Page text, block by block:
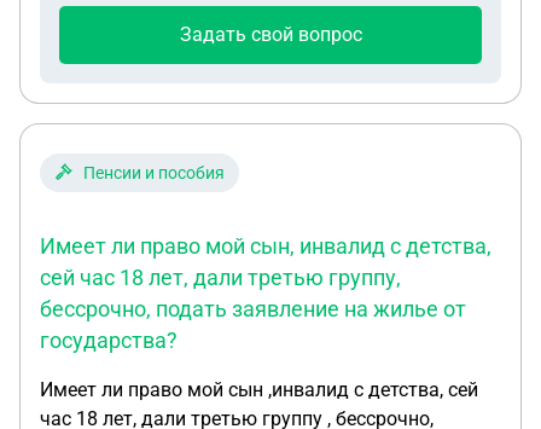
Задать свой вопрос
Пенсии и пособия
Имеет ли право мой сын, инвалид с детства,
сей час 18 лет, дали третью группу,
бессрочно, подать заявление на жилье от
государства?
Имеет ли право мой сын ,инвалид с детства, сей
час 18 лет, дали третью группу , бессрочно,